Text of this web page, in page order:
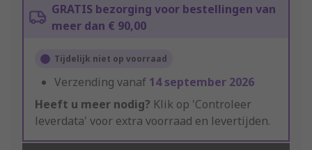
GRATIS bezorging voor bestellingen van
meer dan € 90,00
Tijdelijk niet op voorraad
Verzending vanaf 14 september 2026
Heeft u meer nodig? Klik op 'Controleer
leverdata' voor extra voorraad en levertijden.